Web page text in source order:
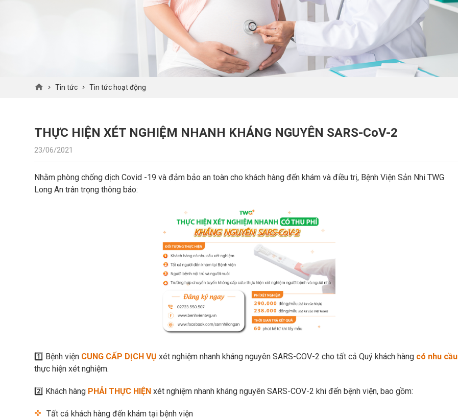
Tin tức Tin tức hoạt động
THỰC HIỆN XÉT NGHIỆM NHANH KHÁNG NGUYÊN SARS-CoV-2
23/06/2021
Nhằm phòng chống dịch Covid -19 và đảm bảo an toàn cho khách hàng đến khám và điều trị, Bệnh Viện Sản Nhi TWG
Long An trân trọng thông báo:
1️⃣ Bệnh viện CUNG CẤP DỊCH VỤ xét nghiệm nhanh kháng nguyên SARS-COV-2 cho tất cả Quý khách hàng có nhu cầu
thực hiện xét nghiệm.
2️⃣ Khách hàng PHẢI THỰC HIỆN xét nghiệm nhanh kháng nguyên SARS-COV-2 khi đến bệnh viện, bao gồm:
Tất cả khách hàng đến khám tại bệnh viện